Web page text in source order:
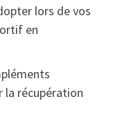
lors de vos
en
la récupération